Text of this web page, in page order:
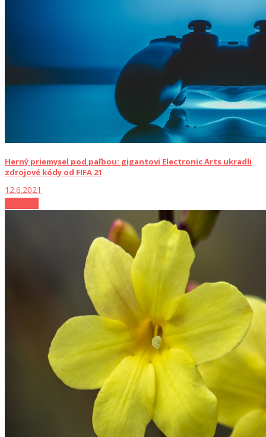
Herný priemysel pod paľbou: gigantovi Electronic Arts ukradli
zdrojové kódy od FIFA 21
12.6.2021